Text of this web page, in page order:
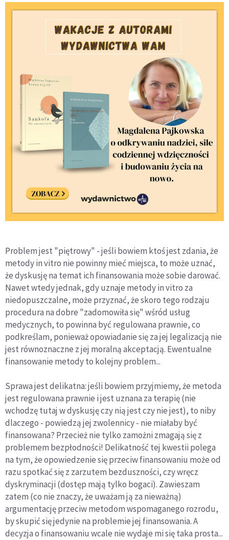
Problem jest "piętrowy" - jeśli bowiem ktoś jest zdania, że
metody in vitro nie powinny mieć miejsca, to może uznać,
że dyskusję na temat ich finansowania może sobie darować.
Nawet wtedy jednak, gdy uznaje metody in vitro za
niedopuszczalne, może przyznać, że skoro tego rodzaju
procedura na dobre "zadomowiła się" wśród usług
medycznych, to powinna być regulowana prawnie, co
podkreślam, ponieważ opowiadanie się za jej legalizacją nie
jest równoznaczne z jej moralną akceptacją. Ewentualne
finansowanie metody to kolejny problem...
Sprawa jest delikatna: jeśli bowiem przyjmiemy, że metoda
jest regulowana prawnie i jest uznana za terapię (nie
wchodzę tutaj w dyskusję czy nią jest czy nie jest), to niby
dlaczego - powiedzą jej zwolennicy - nie miałaby być
finansowana? Przecież nie tylko zamożni zmagają się z
problemem bezpłodności! Delikatność tej kwestii polega
na tym, że opowiedzenie się przeciw finansowaniu może od
razu spotkać się z zarzutem bezduszności, czy wręcz
dyskryminacji (dostęp mają tylko bogaci). Zawieszam
zatem (co nie znaczy, że uważam ją za nieważną)
argumentację przeciw metodom wspomaganego rozrodu,
by skupić się jedynie na problemie jej finansowania. A
decyzja o finansowaniu wcale nie wydaje mi się taka prosta...